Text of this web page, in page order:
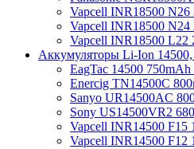
Vapcell INR18500
Vapcell INR18500
Vapcell INR18500 L22
Аккумуляторы Li-Ion
EagTac 14500
Enercig TN14500C
Sanyo UR14500AC
Sony US14500VR2
Vapcell INR14500 F15
Vapcell INR14500 F12